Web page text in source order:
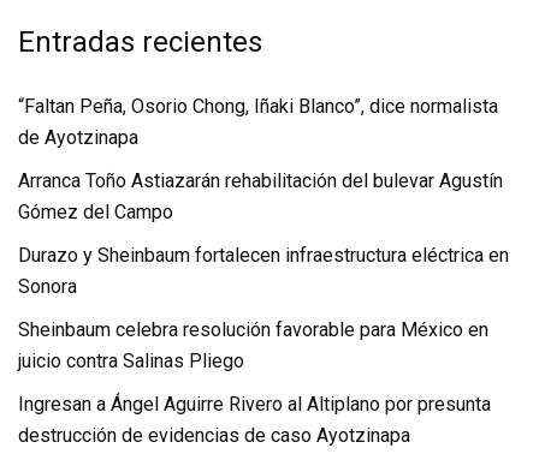
Entradas recientes
“Faltan Peña, Osorio Chong, Iñaki Blanco”, dice normalista
de Ayotzinapa
Arranca Toño Astiazarán rehabilitación del bulevar Agustín
Gómez del Campo
Durazo y Sheinbaum fortalecen infraestructura eléctrica en
Sonora
Sheinbaum celebra resolución favorable para México en
juicio contra Salinas Pliego
Ingresan a Ángel Aguirre Rivero al Altiplano por presunta
destrucción de evidencias de caso Ayotzinapa